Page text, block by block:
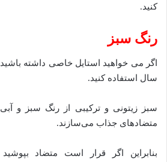
کنید.
رنگ سبز
اگر می خواهید استایل خاصی داشته
سال استفاده کنید.
سبز زیتونی و ترکیبی از رنگ سبز و
متضادهای جذاب می‌سازند.
بنابراین اگر قرار است متضاد